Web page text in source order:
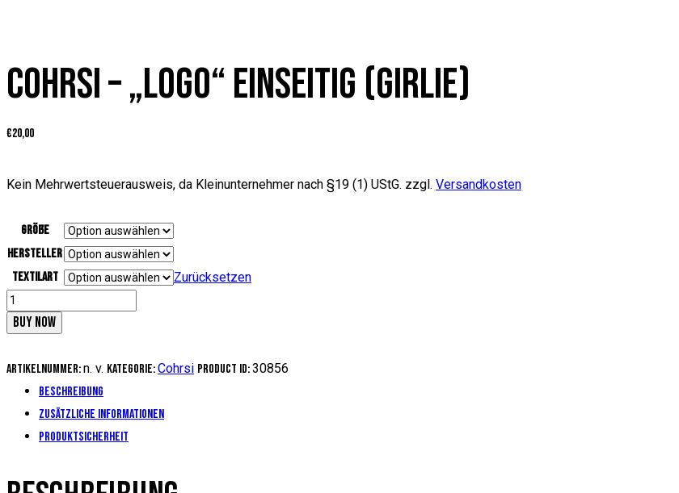
COHRSI – „LOGO“ EINSEITIG (GIRLIE)
€20,00
Kein Mehrwertsteuerausweis, da Kleinunternehmer nach §19 (1) UStG. zzgl. Versandkosten
Größe
Hersteller
Textilart
Zurücksetzen
Cohrsi
einseitig
(Girlie)
Menge
BUY NOW
Artikelnummer:n. v. Kategorie:Cohrsi Product ID:30856
Beschreibung
Zusätzliche Informationen
Produktsicherheit